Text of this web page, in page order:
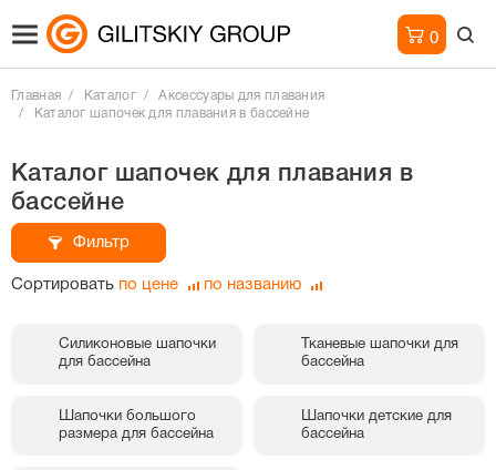
0
Главная Каталог
Аксессуары для плавания
Каталог шапочек для плавания в бассейне
Каталог шапочек для плавания в
бассейне
Фильтр
Сортировать по цене по названию
Силиконовые шапочки
для бассейна
Тканевые шапочки для
бассейна
Шапочки большого
размера для бассейна
Шапочки детские для
бассейна